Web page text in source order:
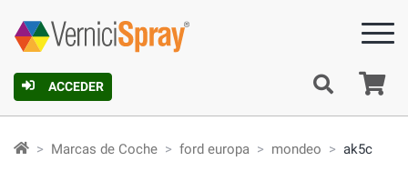
ACCEDER
Marcas de Coche ford europa mondeo ak5c